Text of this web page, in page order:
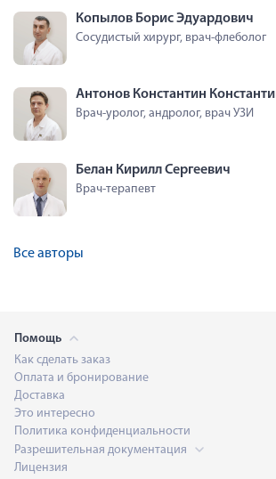
Копылов Борис Эдуардович
Сосудистый хирург, врач-флеболог
Антонов Константин
Врач-уролог, андролог, врач УЗИ
Белан Кирилл Сергеевич
Врач-терапевт
Все авторы
Помощь
Как сделать заказ
Оплата и бронирование
Доставка
Это интересно
Политика конфиденциальности
Разрешительная документация
Лицензия